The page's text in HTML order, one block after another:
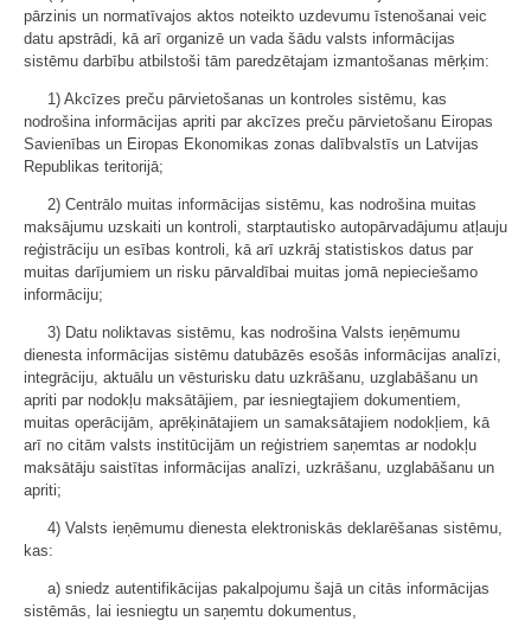
pārzinis un normatīvajos aktos noteikto uzdevumu īstenošanai veic
datu apstrādi, kā arī organizē un vada šādu valsts informācijas
sistēmu darbību atbilstoši tām paredzētajam izmantošanas mērķim:
1) Akcīzes preču pārvietošanas un kontroles sistēmu, kas
nodrošina informācijas apriti par akcīzes preču pārvietošanu Eiropas
Savienības un Eiropas Ekonomikas zonas dalībvalstīs un Latvijas
Republikas teritorijā;
2) Centrālo muitas informācijas sistēmu, kas nodrošina muitas
maksājumu uzskaiti un kontroli, starptautisko autopārvadājumu atļauju
reģistrāciju un esības kontroli, kā arī uzkrāj statistiskos datus par
muitas darījumiem un risku pārvaldībai muitas jomā nepieciešamo
informāciju;
3) Datu noliktavas sistēmu, kas nodrošina Valsts ieņēmumu
dienesta informācijas sistēmu datubāzēs esošās informācijas analīzi,
integrāciju, aktuālu un vēsturisku datu uzkrāšanu, uzglabāšanu un
apriti par nodokļu maksātājiem, par iesniegtajiem dokumentiem,
muitas operācijām, aprēķinātajiem un samaksātajiem nodokļiem, kā
arī no citām valsts institūcijām un reģistriem saņemtas ar nodokļu
maksātāju saistītas informācijas analīzi, uzkrāšanu, uzglabāšanu un
apriti;
4) Valsts ieņēmumu dienesta elektroniskās deklarēšanas sistēmu,
kas:
a) sniedz autentifikācijas pakalpojumu šajā un citās informācijas
sistēmās, lai iesniegtu un saņemtu dokumentus,